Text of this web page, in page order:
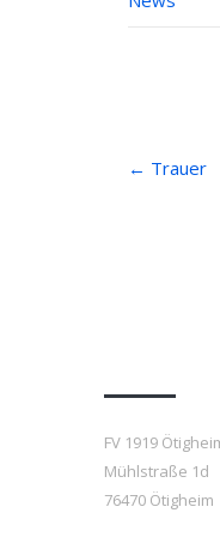
navigation
← Trauer
FV 1919
Mühlstraße 1d
76470 Ötigheim